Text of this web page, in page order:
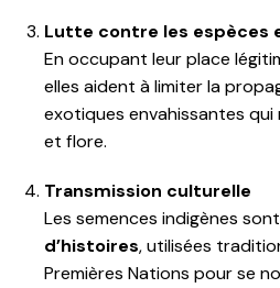
Lutte contre les espèces
En occupant leur place
elles aident à limiter la
exotiques envahissantes
et flore.
Transmission culturelle
Les semences indigènes
d’histoires, utilisées
Premières Nations pour se